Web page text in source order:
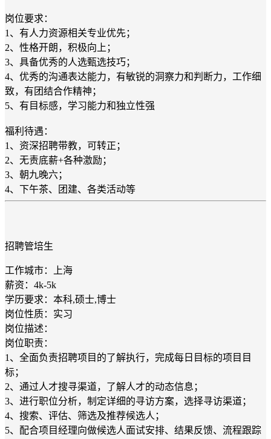
岗位要求：
1、有人力资源相关专业优先；
2、性格开朗，积极向上；
3、具备优秀的人选甄选技巧；
4、优秀的沟通表达能力，有敏锐的洞察力和判断力，工作细
致，有团结合作精神；
5、有目标感，学习能力和独立性强
福利待遇：
1、资深招聘带教，可转正；
2、无责底薪+各种激励；
3、朝九晚六；
4、下午茶、团建、各类活动等
招聘管培生
工作城市：上海
薪资：4k-5k
学历要求：本科,硕士,博士
岗位性质：实习
岗位描述：
岗位职责：
1、全面负责招聘项目的了解执行，完成每日目标的项目目
标；
2、通过人才搜寻渠道，了解人才的动态信息；
3、进行职位分析，制定详细的寻访方案，选择寻访渠道；
4、搜索、评估、筛选及推荐候选人；
5、配合项目经理向做候选人面试安排、结果反馈、流程跟踪